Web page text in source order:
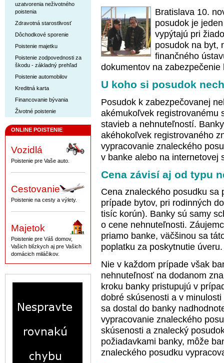
uzatvorenia neživotného
poistenia
Zdravotná starostlivosť
Dôchodkové sporenie
Poistenie majetku
Poistenie zodpovednosti za
škodu - základný prehľad
Poistenie automobilov
Kreditná karta
Financovanie bývania
Životné poistenie
ONLINE POISTENIE
Vozidlá
Poistenie pre Vaše auto.
Cestovanie
Poistenie na cesty a výlety.
Majetok
Poistenie pre Váš domov,
Vašich blízkych aj pre Vašich
domácich miláčikov.
Bratislava 10.
posudok je
vypýtajú pri
posudok na byt,
finančného
dokumentov na zabezpečenie
U koho si posudok
Posudok k zabezpečovanej
akémukoľvek registrovanému
stavieb a nehnuteľností.
akéhokoľvek registrovaného
vypracovanie znaleckého
v banke alebo na internetovej
Cena závisí aj od typu
Cena znaleckého posudku sa
prípade bytov, pri rodinných
tisíc korún). Banky sú samy
o cene nehnuteľnosti.
priamo banke, väčšinou sa
poplatku za poskytnutie úveru.
Nie v každom prípade však
nehnuteľnosť na dodanom
kroku banky pristupujú v
dobré skúsenosti a v
sa dostal do banky
vypracovanie znaleckého
skúsenosti a znalecký
požiadavkami banky, môže
znaleckého posudku